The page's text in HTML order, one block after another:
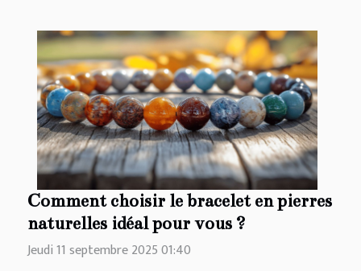
Comment choisir le bracelet en pierres
naturelles idéal pour vous ?
Jeudi 11 septembre 2025 01:40